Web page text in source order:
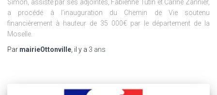
Simon, assisté par ses adjointes, Fabienne Tutin et Carine Zannier,
a procédé à l’inauguration du Chemin de Vie soutenu
financièrement à hauteur de 35 000€ par le département de la
Moselle.
Par mairieOttonville, il y a 3 ans